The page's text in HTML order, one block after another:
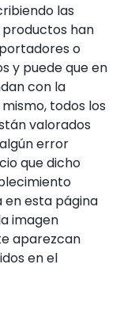
las
han
o
y puede que en
con la
todos los
valorados
error
que dicho
en esta página
imagen
aparezcan
en el